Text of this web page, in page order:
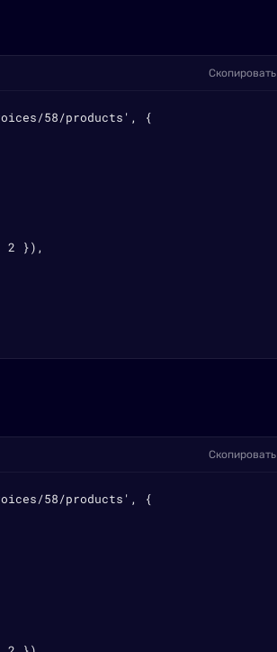
Скопировать
58/products', {
2 }),
Скопировать
58/products', {